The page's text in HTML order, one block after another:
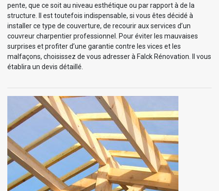
pente, que ce soit au niveau esthétique ou par rapport à de la
structure. Il est toutefois indispensable, si vous êtes décidé à
installer ce type de couverture, de recourir aux services d’un
couvreur charpentier professionnel. Pour éviter les mauvaises
surprises et profiter d’une garantie contre les vices et les
malfaçons, choisissez de vous adresser à Falck Rénovation. Il vous
établira un devis détaillé.